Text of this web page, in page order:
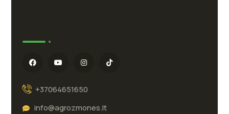
+37064651650
info@agrozmones.lt